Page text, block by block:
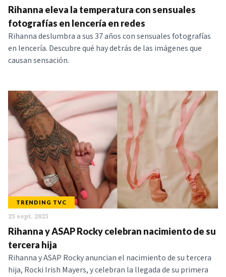
Rihanna eleva la temperatura con sensuales
fotografías en lencería en redes
Rihanna deslumbra a sus 37 años con sensuales fotografías
en lencería. Descubre qué hay detrás de las imágenes que
causan sensación.
TRENDING TVC
25 sept. 2025
Rihanna y ASAP Rocky celebran nacimiento de su
tercera hija
Rihanna y ASAP Rocky anuncian el nacimiento de su tercera
hija, Rocki Irish Mayers, y celebran la llegada de su primera